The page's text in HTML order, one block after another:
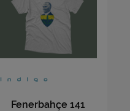
Fenerbahçe 141